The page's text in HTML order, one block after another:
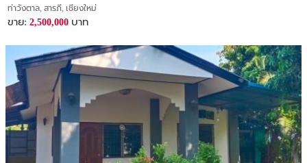
ท่าวังตาล, สารภี, เชียงใหม่
ขาย: 2,500,000 บาท